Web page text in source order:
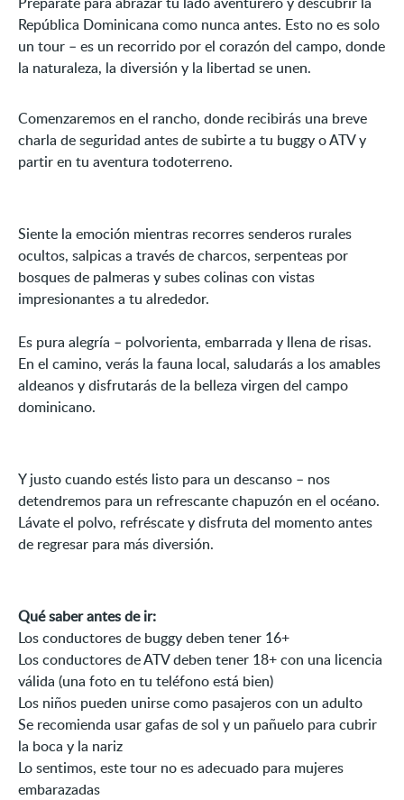
República Dominicana como nunca antes. Esto no es solo
un tour – es un recorrido por el corazón del campo, donde
la naturaleza, la diversión y la libertad se unen.
Comenzaremos en el rancho, donde recibirás una breve
charla de seguridad antes de subirte a tu buggy o ATV y
partir en tu aventura todoterreno.
Siente la emoción mientras recorres senderos rurales
ocultos, salpicas a través de charcos, serpenteas por
bosques de palmeras y subes colinas con vistas
impresionantes a tu alrededor.
Es pura alegría – polvorienta, embarrada y llena de risas.
En el camino, verás la fauna local, saludarás a los amables
aldeanos y disfrutarás de la belleza virgen del campo
dominicano.
Y justo cuando estés listo para un descanso – nos
detendremos para un refrescante chapuzón en el océano.
Lávate el polvo, refréscate y disfruta del momento antes
de regresar para más diversión.
Qué saber antes de ir:
Los conductores de buggy deben tener 16+
Los conductores de ATV deben tener 18+ con una licencia
válida (una foto en tu teléfono está bien)
Los niños pueden unirse como pasajeros con un adulto
Se recomienda usar gafas de sol y un pañuelo para cubrir
la boca y la nariz
Lo sentimos, este tour no es adecuado para mujeres
embarazadas